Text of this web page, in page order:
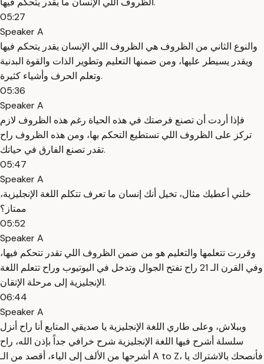
05:27
Speaker A
والنوع الثاني من الظروف هي الظروف اللي الإنسان يقدر يتحكم فيها
ويقدر يسيطر عليها، ومن ضمنها التعليم وتطوير الذات والقوة البدنية
وتعلم الحرف وأشياء كثيرة.
05:36
Speaker A
فإذا أردت أن تصنع فرصتك في هذه الحياة رغم هذه الظروف لازم
تركز على الظروف اللي تستطيع التحكم بها، ومن هذه الظروف راح
تقدر تصنع الفارق في حياتك.
05:47
Speaker A
خلني أعطيك مثال، تخيل أنك إنسان ما تعرف تتكلم اللغة الإنجليزية،
ممتاز؟
05:52
Speaker A
وقررت تتعلمها والتعليم هو من ضمن الظروف اللي تقدر تتحكم فيها،
وفي القرن الـ 21 راح تفتح الجوال وتدخل في اليوتيوب وراح تتعلم اللغة
الإنجليزية إلى مرحلة الإتقان.
06:44
Speaker A
وببلاش، وعلى طاري اللغة الإنجليزية يا صديقي المتابع أنا راح أنزل
سلسلة أشرح فيها اللغة الإنجليزية شرح خرافي جداً بإذن الله، راح
أشرحها من الألف إلى الياء، أقصد من الـ A to Z، فأنصحك بالاشتراك يا